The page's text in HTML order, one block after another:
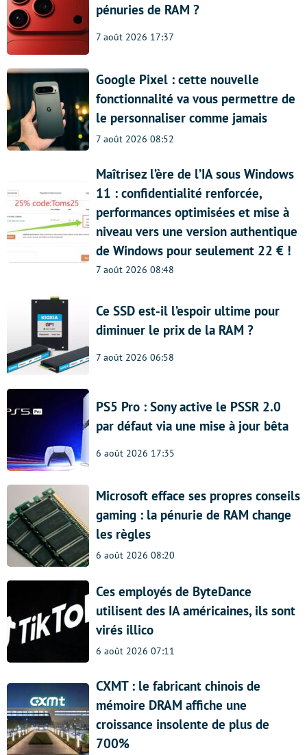
pénuries de RAM ?
7 août 2026 17:37
Google Pixel : cette nouvelle
fonctionnalité va vous permettre de
le personnaliser comme jamais
7 août 2026 08:52
Maîtrisez l’ère de l’IA sous Windows
11 : confidentialité renforcée,
performances optimisées et mise à
niveau vers une version authentique
de Windows pour seulement 22 € !
7 août 2026 08:48
Ce SSD est-il l’espoir ultime pour
diminuer le prix de la RAM ?
7 août 2026 06:58
PS5 Pro : Sony active le PSSR 2.0
par défaut via une mise à jour bêta
6 août 2026 17:35
Microsoft efface ses propres conseils
gaming : la pénurie de RAM change
les règles
6 août 2026 08:20
Ces employés de ByteDance
utilisent des IA américaines, ils sont
virés illico
6 août 2026 07:11
CXMT : le fabricant chinois de
mémoire DRAM affiche une
croissance insolente de plus de
700%